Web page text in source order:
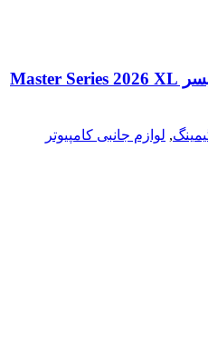
صندلی گیمینگ دی ایکس ریسر Master Series 2026 XL
, لوازم جانبی کامپیوتر